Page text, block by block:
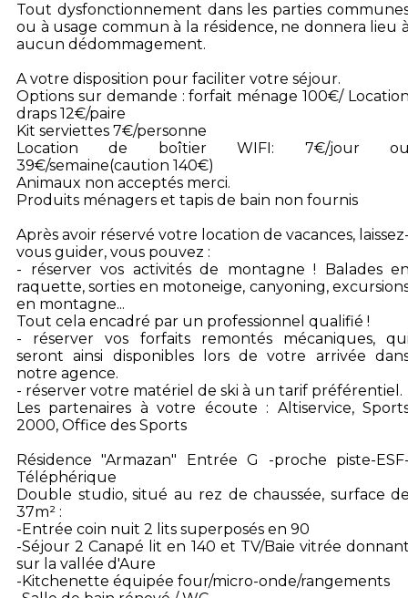
Tout dysfonctionnement dans les parties
ou à usage commun à la résidence, ne donnera lieu
aucun dédommagement.
A votre disposition pour faciliter votre séjour.
Options sur demande : forfait ménage 100€/
draps 12€/paire
Kit serviettes 7€/personne
Location de boîtier WIFI: 7€/jour
39€/semaine(caution 140€)
Animaux non acceptés merci.
Produits ménagers et tapis de bain non fournis
Après avoir réservé votre location de vacances,
vous guider, vous pouvez :
- réserver vos activités de montagne ! Balades
raquette, sorties en motoneige, canyoning,
en montagne...
Tout cela encadré par un professionnel qualifié !
- réserver vos forfaits remontés mécaniques,
seront ainsi disponibles lors de votre arrivée
notre agence.
- réserver votre matériel de ski à un tarif préférentiel.
Les partenaires à votre écoute : Altiservice,
2000, Office des Sports
Résidence "Armazan" Entrée G -proche piste-
Téléphérique
Double studio, situé au rez de chaussée, surface
37m² :
-Entrée coin nuit 2 lits superposés en 90
-Séjour 2 Canapé lit en 140 et TV/Baie vitrée
sur la vallée d'Aure
-Kitchenette équipée four/micro-onde/rangements